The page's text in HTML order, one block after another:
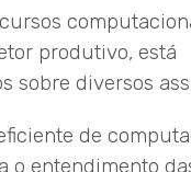
produtivo, está
sobre diversos
de
o entendimento